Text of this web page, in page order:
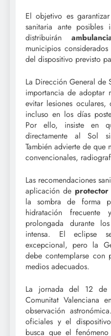
El objetivo es
sanitaria ante posibles
distribuirán
municipios
del dispositivo previsto
La Dirección General de
importancia de adoptar
evitar lesiones oculares,
incluso en los días
Por ello, insiste en
directamente al Sol
También advierte de que
convencionales,
Las recomendaciones
aplicación de
la sombra de forma
hidratación
prolongada durante
intensa. El eclipse
excepcional, pero la
debe contemplarse con
medios adecuados.
La jornada del 12 de
Comunitat Valenciana
observación
oficiales y el
busca que el